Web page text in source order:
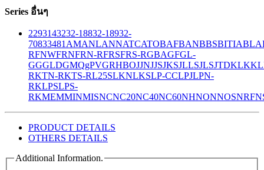
Series อื่นๆ
2293143232-18832-18932-
70833481 AMANLANNATCATOBAFBANBBSBITIABLA
RFNWFRNFRN-RFRSFRS-RGBAGFGL-
GGGLDGMQgPVGRHBOJJNJJSJKSJLLSJLSJTDKLK
RKTN-RKTS-RL25SLKNLKSLP-CCLPJLPN-
RKLPSLPS-
RKMEMMINMISNCNC20NC40NC60NHNONNOSNRF
PRODUCT DETAILS
OTHERS DETAILS
Additional Information.